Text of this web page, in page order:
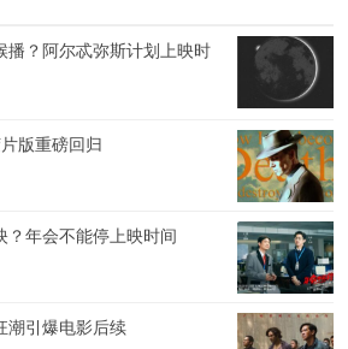
播？阿尔忒弥斯计划上映时
版重磅回归
年会不能停上映时间
潮引爆电影后续